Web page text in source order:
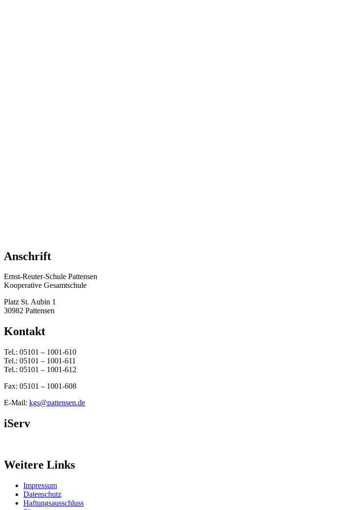
Anschrift
Ernst-Reuter-Schule Pattensen
Kooperative Gesamtschule
Platz St. Aubin 1
30982 Pattensen
Kontakt
Tel.: 05101 – 1001-610
Tel.: 05101 – 1001-611
Tel.: 05101 – 1001-612
Fax: 05101 – 1001-608
E-Mail: kgs@pattensen.de
iServ
Weitere Links
Impressum
Datenschutz
Haftungsausschluss